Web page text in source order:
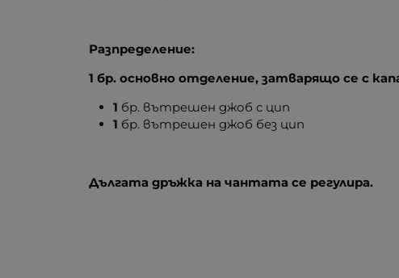
Разпределение:
1 бр. основно отделение, затварящо се с
1 бр. вътрешен джоб с цип
1 бр. вътрешен джоб без цип
Дългата дръжка на чантата се регулира.